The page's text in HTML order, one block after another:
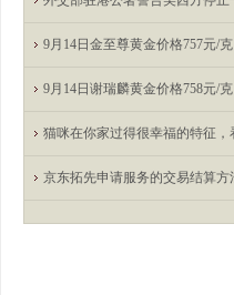
9月14日金至尊黄金价格757元/克
9月14日谢瑞麟黄金价格758元/克